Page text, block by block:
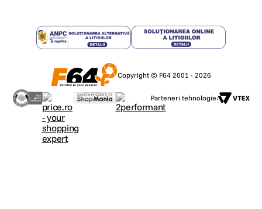
Copyright © F64 2001 - 2026
Parteneri tehnologie: